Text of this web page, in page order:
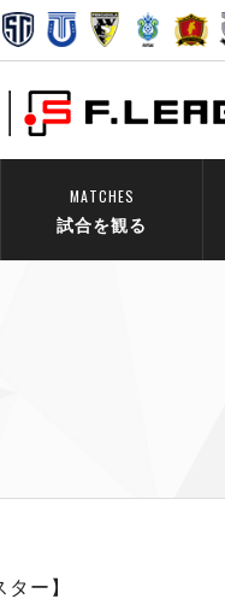
MATCHES
試合を観る
ター】